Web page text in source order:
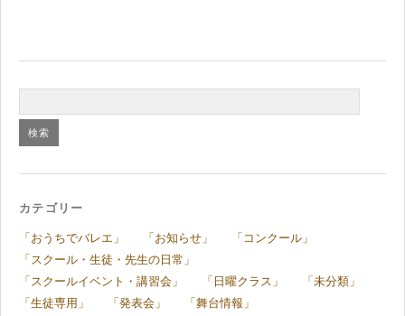
カテゴリー
「おうちでバレエ」 「お知らせ」
「コンクール」
「スクール・生徒・先生の日常」
「スクールイベント・講習会」
「日曜クラス」
「未分類」
「生徒専用」
「発表会」
「舞台情報」